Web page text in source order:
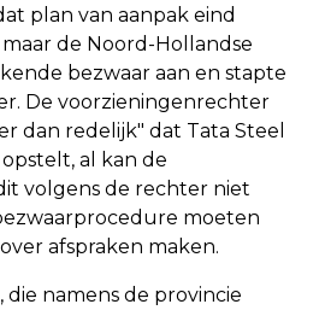
plan van aanpak eind
de Noord-Hollandse
bezwaar aan en stapte
De voorzieningenrechter
dan redelijk" dat Tata Steel
al kan de
volgens de rechter niet
moeten
afspraken maken.
die namens de provincie